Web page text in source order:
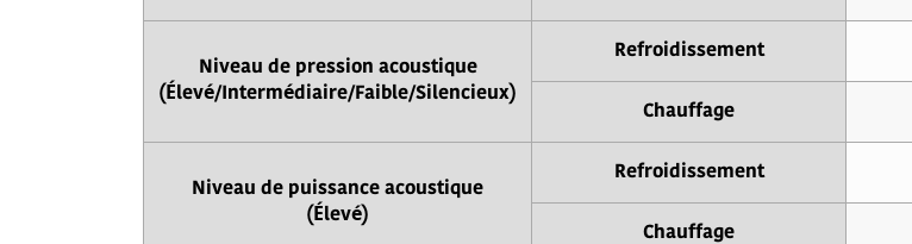
Niveau de pression acoustique
(Élevé/Intermédiaire/Faible/Silencieux)
Refroidissement
Chauffage
Niveau de puissance acoustique
(Élevé)
Refroidissement
Chauffage